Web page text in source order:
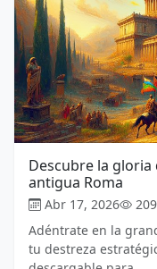
Descubre la
antigua Roma
Abr 17, 2026
Adéntrate en la
tu destreza